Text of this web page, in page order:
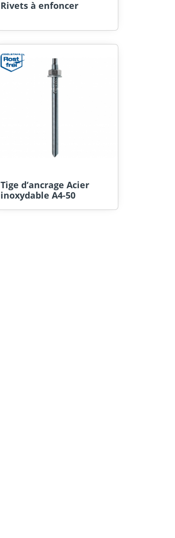
Rivets à enfoncer
Tige d‘ancrage Acier
inoxydable A4-50